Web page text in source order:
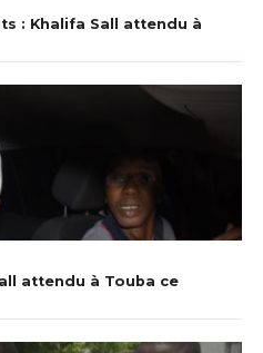
: Khalifa Sall attendu à
attendu à Touba ce